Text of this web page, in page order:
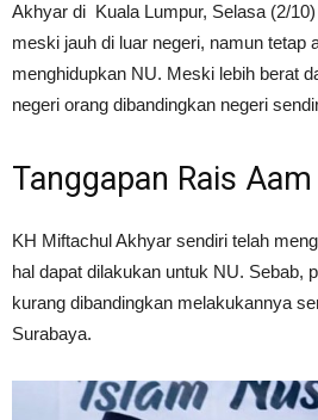
Akhyar di Kuala Lumpur, Selasa (2/
meski jauh di luar negeri, namun tetap
menghidupkan NU. Meski lebih berat
negeri orang dibandingkan negeri
Tanggapan Rais Aam
KH Miftachul Akhyar sendiri telah
hal dapat dilakukan untuk NU. Sebab,
kurang dibandingkan melakukannya
Surabaya.